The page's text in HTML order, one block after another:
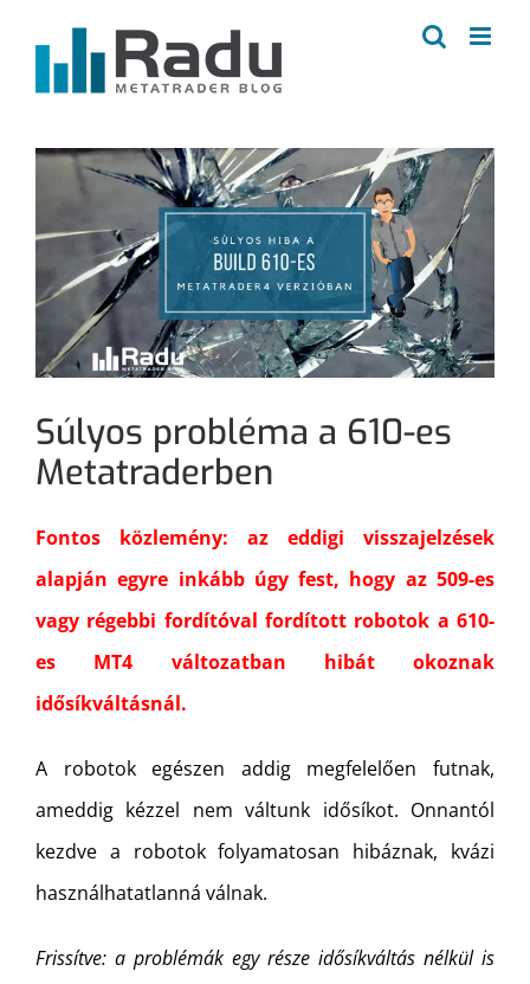
Súlyos probléma a 610-es
Metatraderben
Fontos közlemény: az eddigi visszajelzések
alapján egyre inkább úgy fest, hogy az 509-es
vagy régebbi fordítóval fordított robotok a 610-
es MT4 változatban hibát okoznak
idősíkváltásnál.
A robotok egészen addig megfelelően futnak,
ameddig kézzel nem váltunk idősíkot. Onnantól
kezdve a robotok folyamatosan hibáznak, kvázi
használhatatlanná válnak.
Frissítve: a problémák egy része idősíkváltás nélkül is